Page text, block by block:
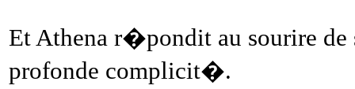
Et Athena r�pondit au sourire
profonde complicit�.